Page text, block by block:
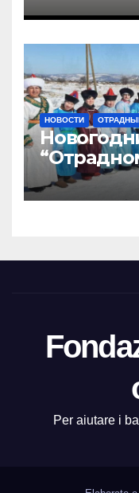
НОВОСТИ
Per aiutare i